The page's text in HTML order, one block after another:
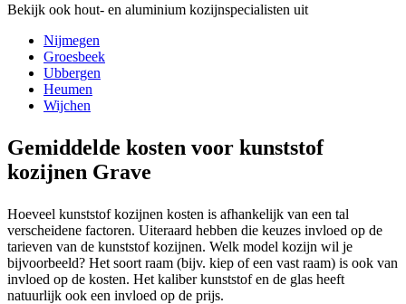
Bekijk ook hout- en aluminium kozijnspecialisten uit
Nijmegen
Groesbeek
Ubbergen
Heumen
Wijchen
Gemiddelde kosten voor kunststof
kozijnen Grave
Hoeveel kunststof kozijnen kosten is afhankelijk van een tal
verscheidene factoren. Uiteraard hebben die keuzes invloed op de
tarieven van de kunststof kozijnen. Welk model kozijn wil je
bijvoorbeeld? Het soort raam (bijv. kiep of een vast raam) is ook van
invloed op de kosten. Het kaliber kunststof en de glas heeft
natuurlijk ook een invloed op de prijs.